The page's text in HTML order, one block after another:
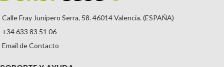
Calle Fray Junípero Serra, 58. 46014 Valencia. (ESPAÑA)
+34 633 83 51 06
Email de Contacto